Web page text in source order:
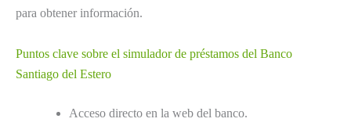
para obtener información.
Puntos clave sobre el simulador de préstamos del Banco
Santiago del Estero
Acceso directo en la web del banco.